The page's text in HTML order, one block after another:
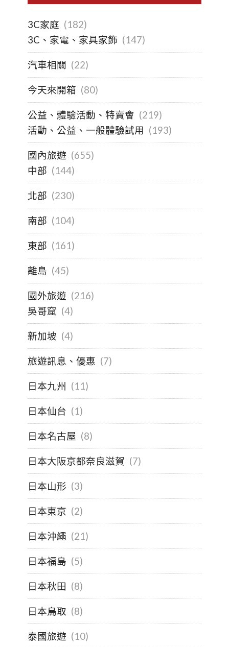
3C家庭 (182)
3C、家電、家具家飾 (147)
汽車相關 (22)
今天來開箱 (80)
公益、體驗活動、特賣會 (219)
活動、公益、一般體驗試用 (193)
國內旅遊 (655)
中部 (144)
北部 (230)
南部 (104)
東部 (161)
離島 (45)
國外旅遊 (216)
吳哥窟 (4)
新加坡 (4)
旅遊訊息、優惠 (7)
日本九州 (11)
日本仙台 (1)
日本名古屋 (8)
日本大阪京都奈良滋賀 (7)
日本山形 (3)
日本東京 (2)
日本沖繩 (21)
日本福島 (5)
日本秋田 (8)
日本鳥取 (8)
泰國旅遊 (10)